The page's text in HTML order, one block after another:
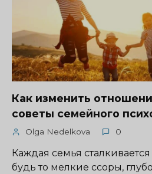
Как изменить
советы семейного
Olga Nedelkova 0
Каждая семья
будь то мелкие ссоры,